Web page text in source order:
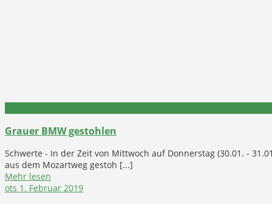
Grauer BMW gestohlen
Schwerte - In der Zeit von Mittwoch auf Donnerstag (30.01. -
aus dem Mozartweg gestoh [...]
Mehr lesen
ots 1. Februar 2019